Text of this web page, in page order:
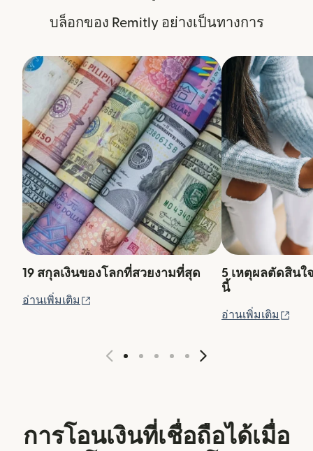
บล็อกของ Remitly อย่างเป็นทางการ
19 สกุลเงินของโลกที่สวยงามที่สุด
อ่านเพิ่มเติม
5 เหตุผลตัดสินใ
นี้
อ่านเพิ่มเติม
การโอนเงินที่เชื่อถือได้เมื่อ